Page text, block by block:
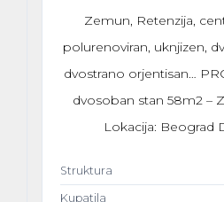
Zemun, Retenzija,
polurenoviran, uknjizen,
dvostrano orjentisan…
dvosoban stan 58m2 –
Lokacija: Beograd
Struktura
Kupatila